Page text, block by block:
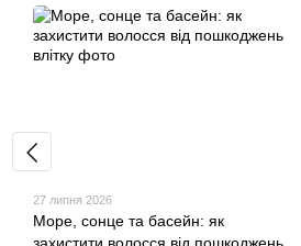
27 липня 2026
Море, сонце та басейн: як